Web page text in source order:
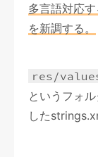
多言語対応
を新調する。
res/
というフォ
した